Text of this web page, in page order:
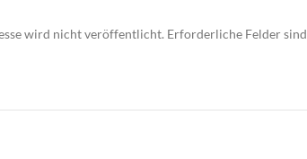
wird nicht veröffentlicht. Erforderliche Felder sind